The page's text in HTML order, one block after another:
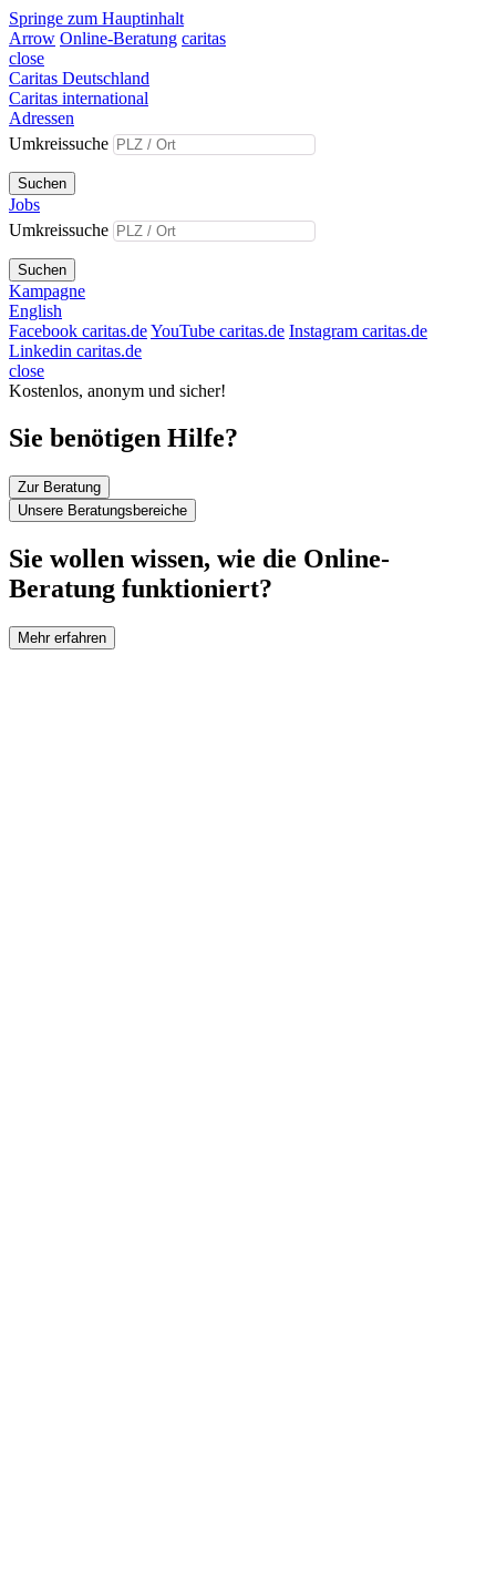
Springe zum Hauptinhalt
Arrow Online-Beratung caritas
close
Caritas Deutschland
Caritas international
Adressen
Umkreissuche
Suchen
Jobs
Umkreissuche
Suchen
Kampagne
English
Facebook caritas.deYouTube caritas.de Instagram caritas.de
Linkedin caritas.de
close
Kostenlos, anonym und sicher!
Sie benötigen Hilfe?
Zur Beratung
Unsere Beratungsbereiche
Sie wollen wissen, wie die Online-
Beratung funktioniert?
Mehr erfahren